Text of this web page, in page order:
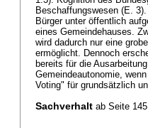
Beschaffungswesen (E.
Bürger unter öffentlich
eines Gemeindehauses.
wird dadurch nur eine
ermöglicht. Dennoch
bereits für die
Gemeindeautonomie,
Voting" für grundsätzlich
Sachverhalt ab Seite 145